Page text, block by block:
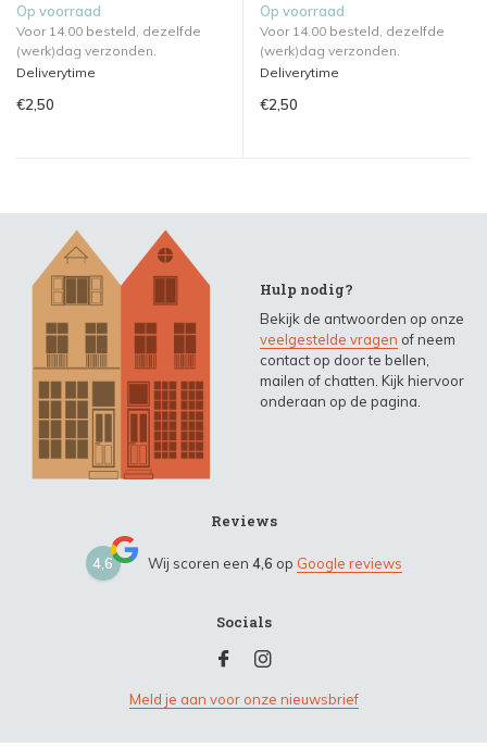
Op voorraad
Voor 14.00 besteld, dezelfde
(werk)dag verzonden.
Deliverytime
€2,50
Op voorraad
Voor 14.00 besteld, dezelfde
(werk)dag verzonden.
Deliverytime
€2,50
Hulp nodig?
Bekijk de antwoorden op onze
veelgestelde vragen of neem
contact op door te bellen,
mailen of chatten. Kijk hiervoor
onderaan op de pagina.
Reviews
4,6 Wij scoren een 4,6 op Google reviews
Socials
Meld je aan voor onze nieuwsbrief